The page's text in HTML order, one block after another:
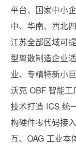
平台、国家中小
中、华南、西北
江苏全部区域可
型离散制造企业
业、专精特新小
沃克 OBF 智能
技术打造 ICS 统
构硬件零代码接
互、OAG 工业本